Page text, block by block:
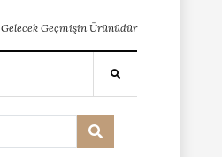
Gelecek Geçmişin Ürünüdür